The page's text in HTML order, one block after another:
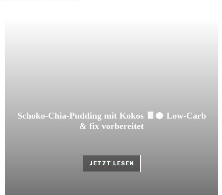
Schoko-Chia-Pudding mit Kokos 🍫🥥 Low-Carb
& fix vorbereitet
JETZT LESEN